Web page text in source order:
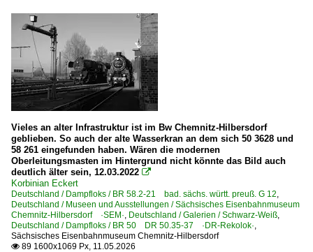
BR 99.51-60 · 516-608 · 1516-1608 · 099 701-713 sächs. IV
Jung KDL 10 u.a. IHS 20 'Haspe', IHS 21 'Hagen'
Dieselloks | 92 80
1 120 BR 220 DR 120 DR V 200 'Taigatrommel'
1 203 BR 203 DR 110 Umbau DR V 100.1 Private
1 228 BR 228 · DR 118 DR V 180
1 232 BR 232 DR 132 · DR 130.1 Private 'Ludmilla'
1 233 BR 233 Umbau DB 232 'Ludmilla'
1 241 BR 241 Umbau BR 232 Private
Dieselloks | bis 100 km/h | 98 80
Vieles an alter Infrastruktur ist im Bw Chemnitz-Hilbersdorf
geblieben. So auch der alte Wasserkran an dem sich 50 3628 und
58 261 eingefunden haben. Wären die modernen
Oberleitungsmasten im Hintergrund nicht könnte das Bild auch
deutlich älter sein, 12.03.2022 
Korbinian Eckert
Deutschland / Dampfloks / BR 58.2-21 bad. sächs. württ. preuß. G 12,
Deutschland / Museen und Ausstellungen / Sächsisches Eisenbahnmuseum
Chemnitz-Hilbersdorf ·SEM·, Deutschland / Galerien / Schwarz-Weiß,
Deutschland / Dampfloks / BR 50 DR 50.35-37 ·DR-Rekolok·,
Sächsisches Eisenbahnmuseum Chemnitz-Hilbersdorf
 89 1600x1069 Px, 11.05.2026